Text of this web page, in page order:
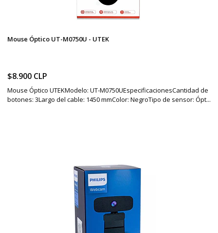
Mouse Óptico UT-M0750U - UTEK
$8.900 CLP
Mouse Óptico UTEKModelo: UT-M0750UEspecificacionesCantidad de
botones: 3Largo del cable: 1450 mmColor: NegroTipo de sensor: Ópt...